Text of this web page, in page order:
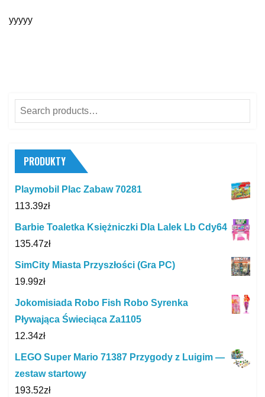
yyyyy
Search
for:
PRODUKTY
Playmobil Plac Zabaw 70281
113.39zł
Barbie Toaletka Księżniczki Dla Lalek Lb Cdy64
135.47zł
SimCity Miasta Przyszłości (Gra PC)
19.99zł
Jokomisiada Robo Fish Robo Syrenka
Pływająca Świeciąca Za1105
12.34zł
LEGO Super Mario 71387 Przygody z Luigim —
zestaw startowy
193.52zł